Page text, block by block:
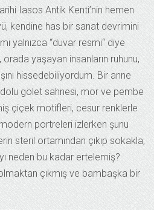
Iasos Antik Kenti’nin hemen
kendine has bir sanat devrimini
yalnızca “duvar resmi“ diye
orada yaşayan insanların ruhunu,
hissedebiliyordum. Bir anne
dolu gölet sahnesi, mor ve pembe
çiçek motifleri, cesur renklerle
portreleri izlerken şunu
steril ortamından çıkıp sokakla,
neden bu kadar ertelemiş?
çıkmış ve bambaşka bir